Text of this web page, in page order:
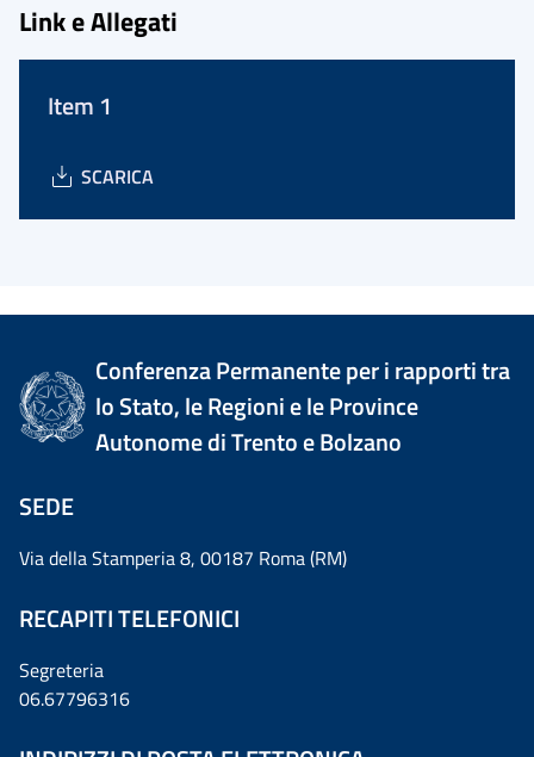
Link e Allegati
Item 1
SCARICA
Conferenza Permanente per i rapporti tra
lo Stato, le Regioni e le Province
Autonome di Trento e Bolzano
SEDE
Via della Stamperia 8, 00187 Roma (RM)
RECAPITI TELEFONICI
Segreteria
06.67796316